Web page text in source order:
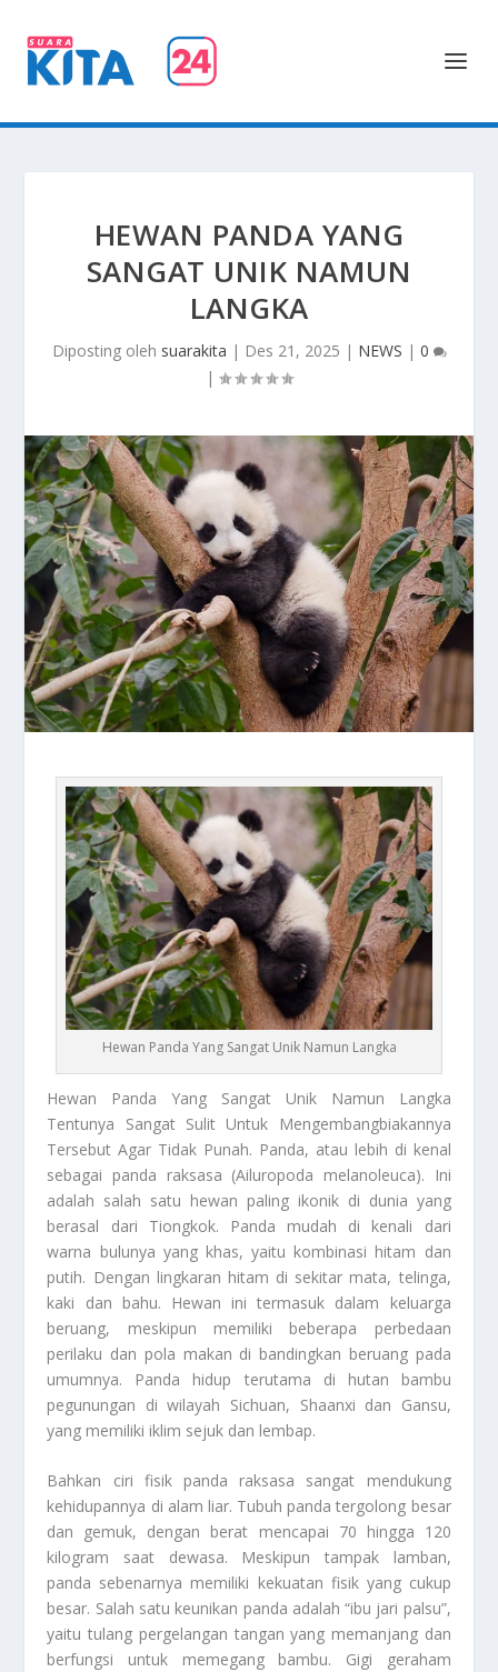
HEWAN PANDA YANG
SANGAT UNIK NAMUN
LANGKA
Diposting oleh suarakita | Des 21, 2025 | NEWS | 0
|
Hewan Panda Yang Sangat Unik Namun Langka
Hewan Panda Yang Sangat Unik Namun Langka
Tentunya Sangat Sulit Untuk Mengembangbiakannya
Tersebut Agar Tidak Punah. Panda, atau lebih di kenal
sebagai panda raksasa (Ailuropoda melanoleuca). Ini
adalah salah satu hewan paling ikonik di dunia yang
berasal dari Tiongkok. Panda mudah di kenali dari
warna bulunya yang khas, yaitu kombinasi hitam dan
putih. Dengan lingkaran hitam di sekitar mata, telinga,
kaki dan bahu. Hewan ini termasuk dalam keluarga
beruang, meskipun memiliki beberapa perbedaan
perilaku dan pola makan di bandingkan beruang pada
umumnya. Panda hidup terutama di hutan bambu
pegunungan di wilayah Sichuan, Shaanxi dan Gansu,
yang memiliki iklim sejuk dan lembap.
Bahkan ciri fisik panda raksasa sangat mendukung
kehidupannya di alam liar. Tubuh panda tergolong besar
dan gemuk, dengan berat mencapai 70 hingga 120
kilogram saat dewasa. Meskipun tampak lamban,
panda sebenarnya memiliki kekuatan fisik yang cukup
besar. Salah satu keunikan panda adalah “ibu jari palsu”,
yaitu tulang pergelangan tangan yang memanjang dan
berfungsi untuk memegang bambu. Gigi geraham